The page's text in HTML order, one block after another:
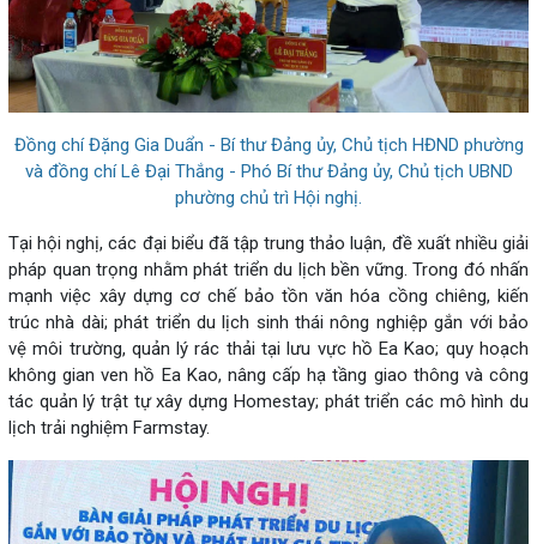
Đồng chí Đặng Gia Duẩn - Bí thư Đảng ủy, Chủ tịch HĐND phường
và đồng chí Lê Đại Thắng - Phó Bí thư Đảng ủy, Chủ tịch UBND
phường chủ trì Hội nghị.
Tại hội nghị, các đại biểu đã tập trung thảo luận, đề xuất nhiều giải
pháp quan trọng nhằm phát triển du lịch bền vững. Trong đó nhấn
mạnh việc xây dựng cơ chế bảo tồn văn hóa cồng chiêng, kiến
trúc nhà dài; phát triển du lịch sinh thái nông nghiệp gắn với bảo
vệ môi trường, quản lý rác thải tại lưu vực hồ Ea Kao; quy hoạch
không gian ven hồ Ea Kao, nâng cấp hạ tầng giao thông và công
tác quản lý trật tự xây dựng Homestay; phát triển các mô hình du
lịch trải nghiệm Farmstay.